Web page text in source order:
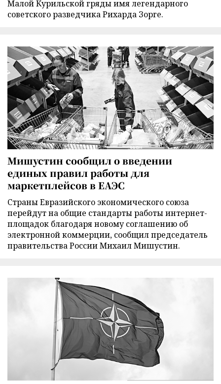
Малой Курильской гряды имя легендарного
советского разведчика Рихарда Зорге.
Мишустин сообщил о введении
единых правил работы для
маркетплейсов в ЕАЭС
Страны Евразийского экономического союза
перейдут на общие стандарты работы интернет-
площадок благодаря новому соглашению об
электронной коммерции, сообщил председатель
правительства России Михаил Мишустин.